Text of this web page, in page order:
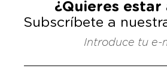
¿Quieres estar
Subscríbete a
Introduce tu e-